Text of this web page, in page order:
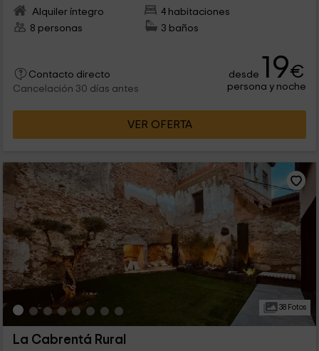
Alquiler íntegro
4 habitaciones
8 personas
3 baños
Contacto directo
Cancelación 30 días antes
desde 19€
persona y noche
VER OFERTA
38 Fotos
La Cabrentá Rural